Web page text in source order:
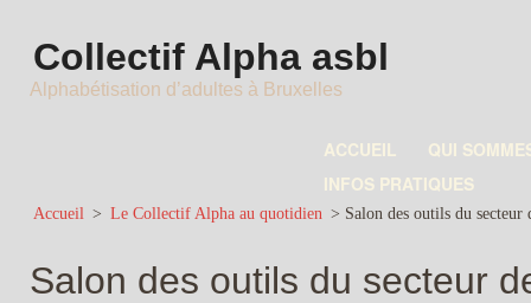
Collectif Alpha asbl
Alphabétisation d’adultes à Bruxelles
ACCUEIL
QUI
INFOS PRATIQUES
Accueil > Le Collectif Alpha au quotidien > Salon des outils du secteur
Salon des outils du secteur